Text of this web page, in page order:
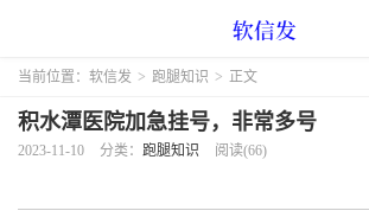
当前位置： 软信发 > 跑腿知识 > 正文
积水潭医院加急挂号，非常多号
2023-11-10 分类： 跑腿知识 阅读(66)